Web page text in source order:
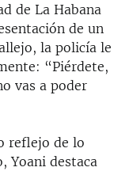
de La Habana
de un
la policía le
“Piérdete,
vas a poder
reflejo de lo
Yoani destaca